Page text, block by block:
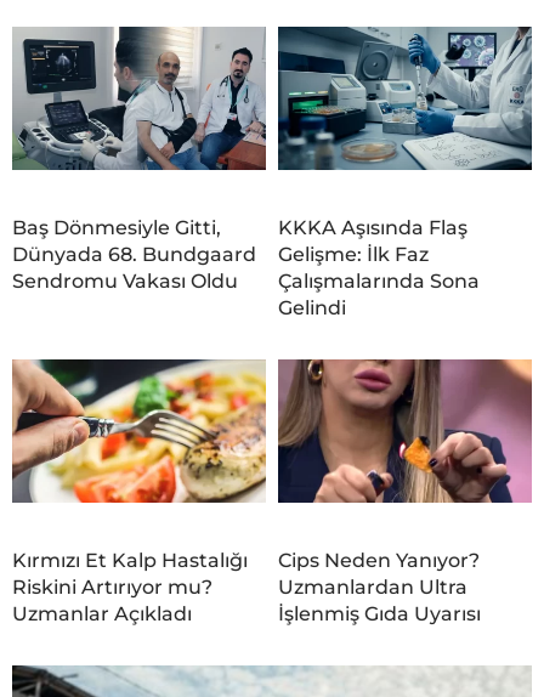
Baş Dönmesiyle Gitti,
Dünyada 68. Bundgaard
Sendromu Vakası Oldu
KKKA Aşısında Flaş
Gelişme: İlk Faz
Çalışmalarında Sona
Gelindi
Kırmızı Et Kalp Hastalığı
Riskini Artırıyor mu?
Uzmanlar Açıkladı
Cips Neden Yanıyor?
Uzmanlardan Ultra
İşlenmiş Gıda Uyarısı